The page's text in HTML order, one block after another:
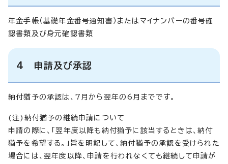
年金手帳（基礎年金番号通知書）またはマイナンバーの番号確
認書類及び身元確認書類
4 申請及び承認
納付猶予の承認は、7月から翌年の6月までです。
(注)納付猶予の継続申請について
申請の際に、「翌年度以降も納付猶予に該当するときは、納付
猶予を希望する。」旨を明記して、納付猶予の承認を受けられた
場合には、翌年度以降、申請を行われなくても継続して申請が